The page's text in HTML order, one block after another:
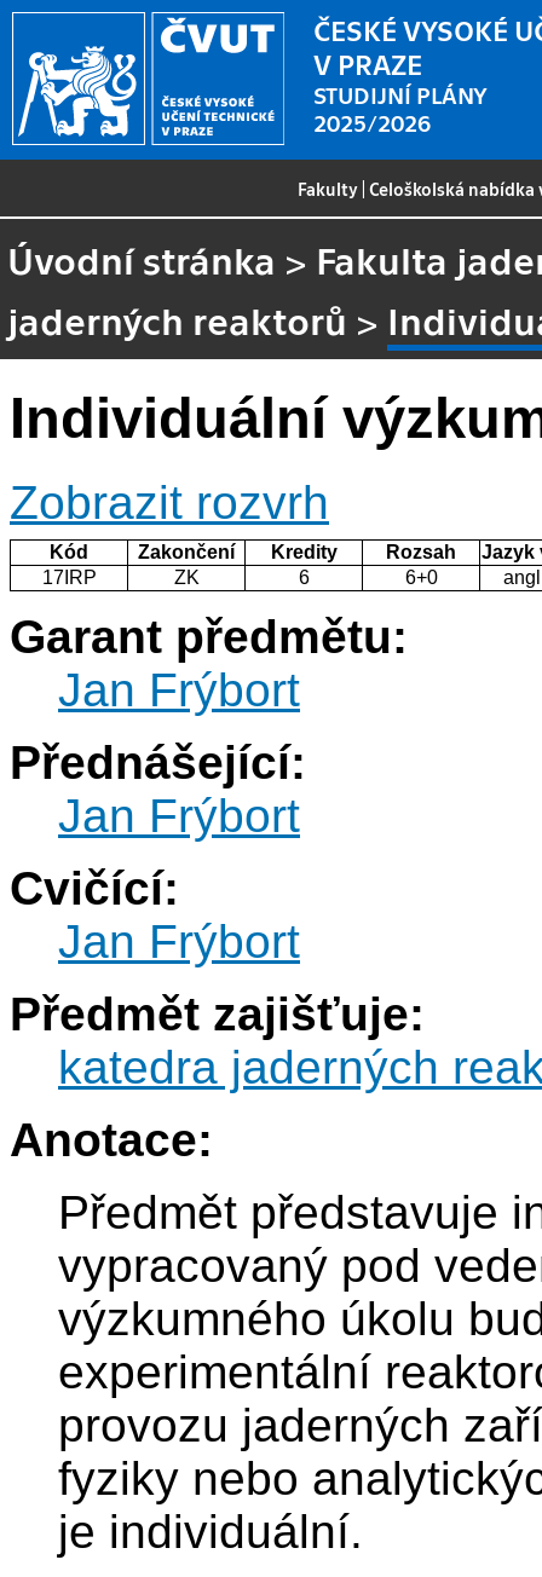
ČESKÉ VYSOKÉ
V PRAZE
STUDIJNÍ PLÁNY
2025/2026
Fakulty |Celoškolská
Úvodní stránka > Fakulta
jaderných reaktorů >
Individuální
Zobrazit rozvrh
Kód Zakončení Kredity Rozsah
Jazyk
17IRP
ZK 6 6+0
Garant předmětu:
Jan Frýbort
Přednášející:
Jan Frýbort
Cvičící:
Jan Frýbort
Předmět zajišťuje:
katedra jaderných
Anotace:
Předmět představuje
vypracovaný pod
výzkumného úkolu
experimentální
provozu jaderných
fyziky nebo
je individuální.